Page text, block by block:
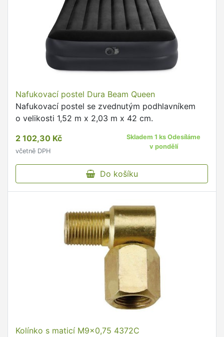
Nafukovací postel Dura Beam Queen
Nafukovací postel se zvednutým podhlavníkem
o velikosti 1,52 m x 2,03 m x 42 cm.
2 102,30 Kč
včetně DPH
Skladem 1 ks Odesíláme
v pondělí
Do košíku
Kolínko s maticí M9x0,75 4372C